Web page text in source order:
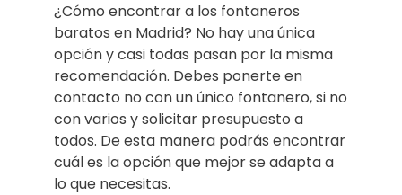
¿Cómo encontrar a los fontaneros
baratos en Madrid? No hay una única
opción y casi todas pasan por la misma
recomendación. Debes ponerte en
contacto no con un único fontanero, si no
con varios y solicitar presupuesto a
todos. De esta manera podrás encontrar
cuál es la opción que mejor se adapta a
lo que necesitas.